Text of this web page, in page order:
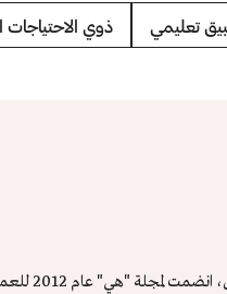
تعليمي ذوي الاحتياجات
شروق